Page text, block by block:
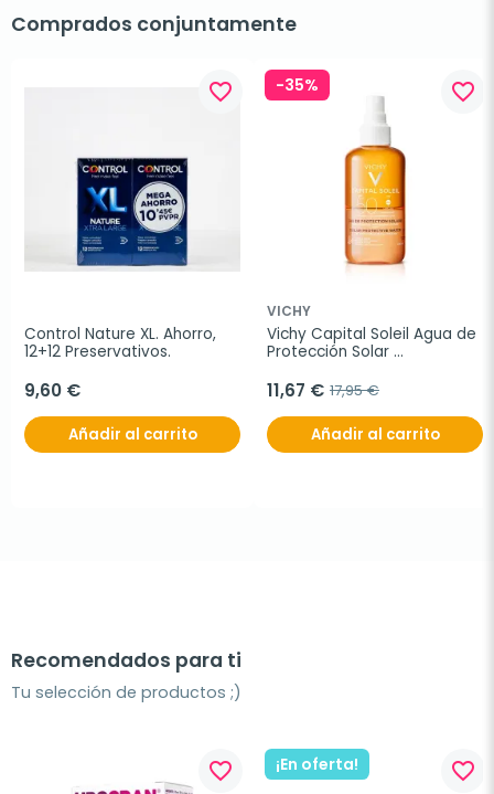
Comprados conjuntamente
favorite_border
Control Nature XL. Ahorro,
12+12 Preservativos.
9,60 €
Añadir al carrito
-35% favorite_border
VICHY
Vichy Capital Soleil Agua de
Protección Solar
11,67 € 17,95 €
Añadir al carrito
Recomendados para ti
Tu selección de productos ;)
favorite_border ¡En oferta! favorite_border